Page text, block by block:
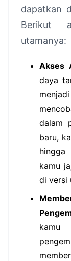
dapatkan
Berikut
utamanya:
Akses
daya
dalam
baru,
hingga
kamu
di versi